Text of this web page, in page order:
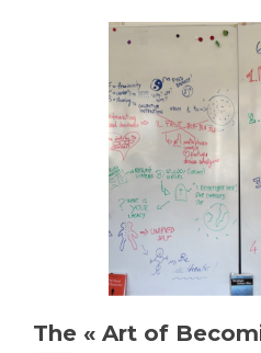
The « Art of